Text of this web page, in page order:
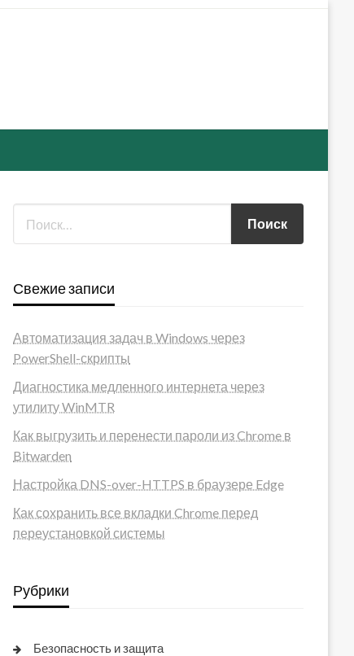
Свежие записи
Автоматизация задач в Windows через
PowerShell-скрипты
Диагностика медленного интернета через
утилиту WinMTR
Как выгрузить и перенести пароли из Chrome в
Bitwarden
Настройка DNS-over-HTTPS в браузере Edge
Как сохранить все вкладки Chrome перед
переустановкой системы
Рубрики
Безопасность и защита